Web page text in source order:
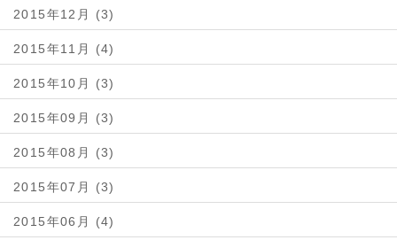
2015年12月 (3)
2015年11月 (4)
2015年10月 (3)
2015年09月 (3)
2015年08月 (3)
2015年07月 (3)
2015年06月 (4)